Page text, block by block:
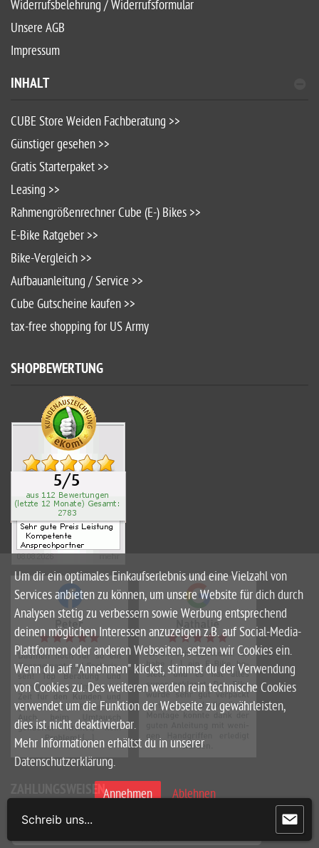
Widerrufsbelehrung / Widerrufsformular
Unsere AGB
Impressum
INHALT
CUBE Store Weiden Fachberatung >>
Günstiger gesehen >>
Gratis Starterpaket >>
Leasing >>
Rahmengrößenrechner Cube (E-) Bikes >>
E-Bike Ratgeber >>
Bike-Vergleich >>
Aufbauanleitung / Service >>
Cube Gutscheine kaufen >>
tax-free shopping for US Army
SHOPBEWERTUNG
ZAHLUNGSWEISEN
Um dir ein optimales Einkaufserlebnis und eine Vielzahl von
Services anbieten zu können, um unsere Website für dich durch
Analysen stetig zu verbessern sowie Werbung entsprechend
deinen möglichen Interessen anzuzeigen z.B. auf Social-Media-
Plattformen oder anderen Webseiten, setzen wir Cookies ein.
Wenn du auf "Annehmen" klickst, stimmst du der Verwendung
von Cookies zu. Des weiteren werden rein technische Cookies
verwendet um die Funktion der Webseite zu gewährleisten,
dies ist nicht deaktivierbar.
Mehr Informationen erhältst du in unserer
Datenschutzerklärung.
Annehmen Ablehnen
Nur technisch notwendige Cookies laden
Schreib uns...